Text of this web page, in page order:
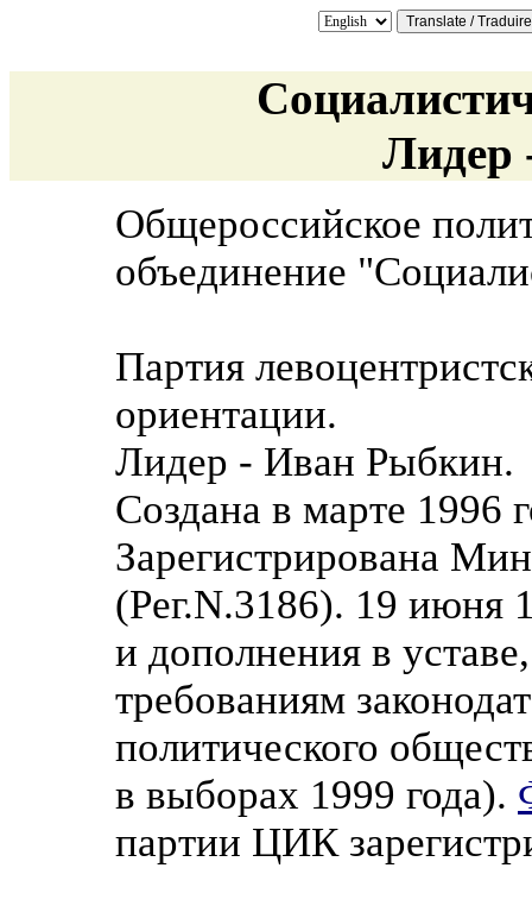
Лидер
Общероссийское
объединение
Партия
ориентации.
Лидер - Иван Рыбкин.
Создана в марте 1996
Зарегистрирована
(Рег.N.3186). 19 июня
и дополнения в
требованиям
политического
в выборах 1999 года).
партии ЦИК